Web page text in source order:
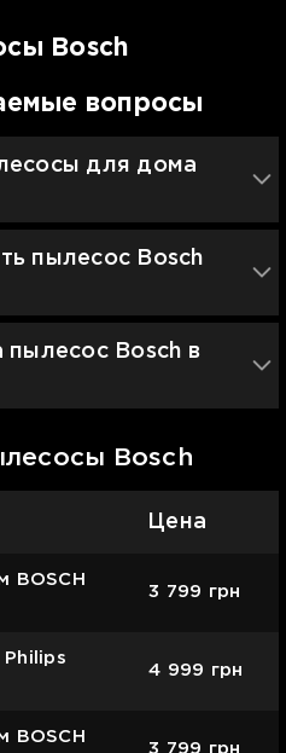
Bosch
вопросы
для дома
пылесос Bosch
пылесос Bosch в
Bosch
Цена
BOSCH
3 799 грн
4 999 грн
BOSCH
3 799 грн